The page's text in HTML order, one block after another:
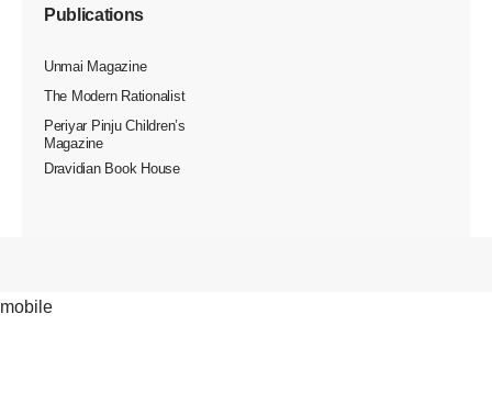
Publications
Unmai Magazine
The Modern Rationalist
Periyar Pinju Children’s
Magazine
Dravidian Book House